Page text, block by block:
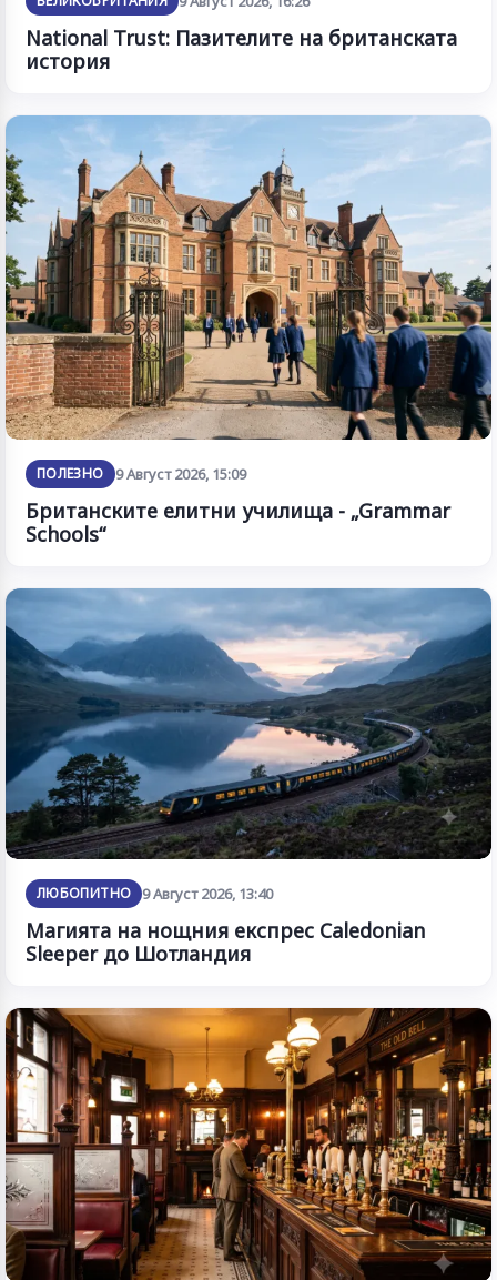
National Trust: Пазителите на британската
история
ПОЛЕЗНО 9 Август 2026, 15:09
Британските елитни училища - „Grammar
Schools“
ЛЮБОПИТНО 9 Август 2026, 13:40
Магията на нощния експрес Caledonian
Sleeper до Шотландия